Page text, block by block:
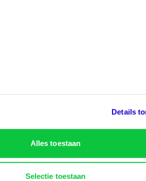
Details
Alles toestaan
Selectie toestaan